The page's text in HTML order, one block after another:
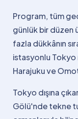
Program, tüm
günlük bir düzen
fazla dükkânın
istasyonlu Tokyo
Harajuku ve
Tokyo dışına
Gölü'nde tekne